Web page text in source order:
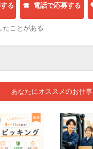
る ☎ 電話で応募する
たことがある
あなたにオススメのお仕事